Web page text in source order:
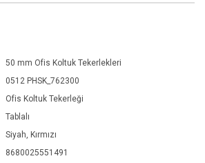
50 mm Ofis Koltuk Tekerlekleri
0512 PHSK_762300
Ofis Koltuk Tekerleği
Tablalı
Siyah, Kırmızı
8680025551491